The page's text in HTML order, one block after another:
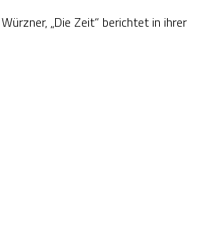
„Die Zeit“ berichtet in ihrer